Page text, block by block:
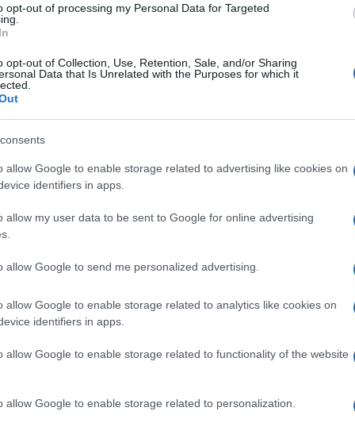
opt-out of processing my Personal Data for Targeted
opt-out of Collection, Use, Retention, Sale, and/or Sharing
Data that Is Unrelated with the Purposes for which it
allow Google to enable storage related to advertising like cookies on
identifiers in apps.
allow my user data to be sent to Google for online advertising
allow Google to send me personalized advertising.
allow Google to enable storage related to analytics like cookies on
identifiers in apps.
allow Google to enable storage related to functionality of the website
allow Google to enable storage related to personalization.
gravi sono aumentate a
incremento è un indice della fiducia nel processo
messe in atto per agevolare le pratiche
la determinazione delle persone possa fare la